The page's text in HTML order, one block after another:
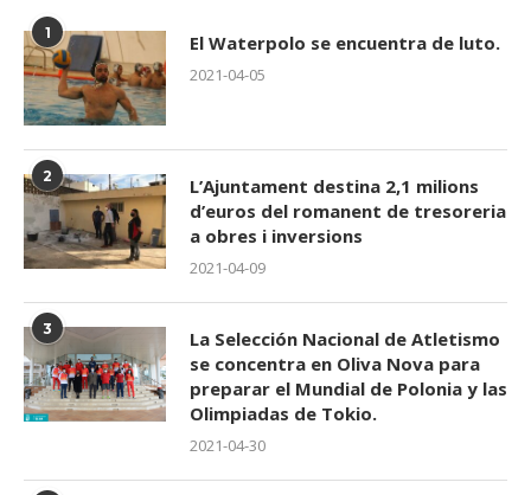
1 El Waterpolo se encuentra de luto.
2021-04-05
2
L’Ajuntament destina 2,1 milions
d’euros del romanent de tresoreria
a obres i inversions
2021-04-09
3
La Selección Nacional de Atletismo
se concentra en Oliva Nova para
preparar el Mundial de Polonia y las
Olimpiadas de Tokio.
2021-04-30